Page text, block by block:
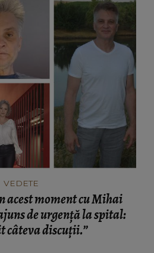
VEDETE
acest moment cu Mihai
de urgență la spital:
câteva discuții.”